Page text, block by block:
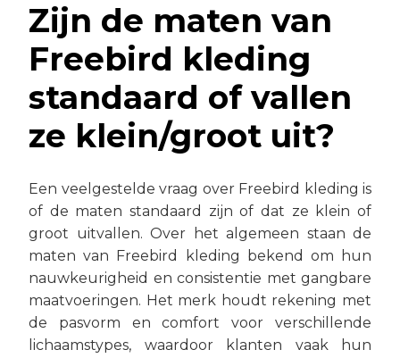
Zijn de maten van
Freebird kleding
standaard of vallen
ze klein/groot uit?
Een veelgestelde vraag over Freebird kleding is
of de maten standaard zijn of dat ze klein of
groot uitvallen. Over het algemeen staan de
maten van Freebird kleding bekend om hun
nauwkeurigheid en consistentie met gangbare
maatvoeringen. Het merk houdt rekening met
de pasvorm en comfort voor verschillende
lichaamstypes, waardoor klanten vaak hun